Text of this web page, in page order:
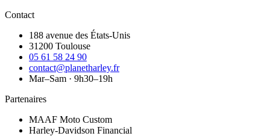
Contact
188 avenue des États-Unis
31200 Toulouse
05 61 58 24 90
contact@planetharley.fr
Mar–Sam · 9h30–19h
Partenaires
MAAF Moto Custom
Harley-Davidson Financial